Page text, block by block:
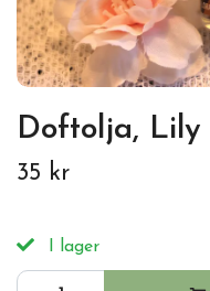
Doftolja, Lily
35 kr
I lager